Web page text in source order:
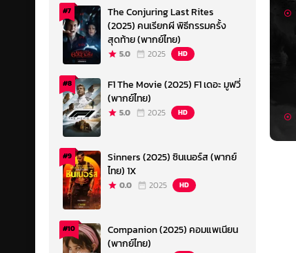
#7
The Conjuring Last Rites
(2025) คนเรียกผี พิธีกรรมครั้ง
สุดท้าย (พากย์ไทย)
5.0 2025 HD
#8
F1 The Movie (2025) F1 เดอะ มูฟวี่
(พากย์ไทย)
5.0 2025 HD
#9
Sinners (2025) ซินเนอร์ส (พากย์
ไทย) 1X
0.0 2025 HD
#10
Companion (2025) คอมแพเนียน
(พากย์ไทย)